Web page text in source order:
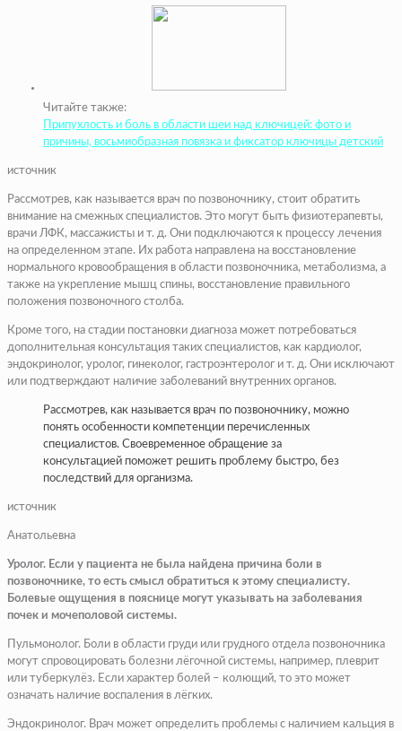
Читайте также:
Припухлость и боль в области шеи над ключицей: фото и
причины, восьмиобразная повязка и фиксатор ключицы детский
источник
Рассмотрев, как называется врач по позвоночнику, стоит обратить
внимание на смежных специалистов. Это могут быть физиотерапевты,
врачи ЛФК, массажисты и т. д. Они подключаются к процессу лечения
на определенном этапе. Их работа направлена на восстановление
нормального кровообращения в области позвоночника, метаболизма, а
также на укрепление мышц спины, восстановление правильного
положения позвоночного столба.
Кроме того, на стадии постановки диагноза может потребоваться
дополнительная консультация таких специалистов, как кардиолог,
эндокринолог, уролог, гинеколог, гастроэнтеролог и т. д. Они исключают
или подтверждают наличие заболеваний внутренних органов.
Рассмотрев, как называется врач по позвоночнику, можно
понять особенности компетенции перечисленных
специалистов. Своевременное обращение за
консультацией поможет решить проблему быстро, без
последствий для организма.
источник
Анатольевна
Уролог. Если у пациента не была найдена причина боли в
позвоночнике, то есть смысл обратиться к этому специалисту.
Болевые ощущения в пояснице могут указывать на заболевания
почек и мочеполовой системы.
Пульмонолог. Боли в области груди или грудного отдела позвоночника
могут спровоцировать болезни лёгочной системы, например, плеврит
или туберкулёз. Если характер болей – колющий, то это может
означать наличие воспаления в лёгких.
Эндокринолог. Врач может определить проблемы с наличием кальция в